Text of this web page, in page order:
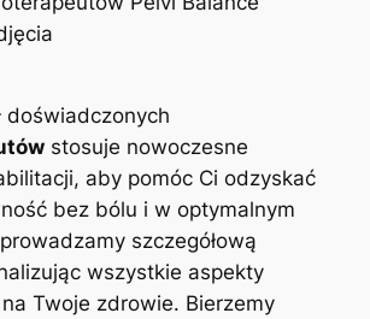
doświadczonych
stosuje nowoczesne
aby pomóc Ci odzyskać
bez bólu i w optymalnym
szczegółową
wszystkie aspekty
Twoje zdrowie. Bierzemy